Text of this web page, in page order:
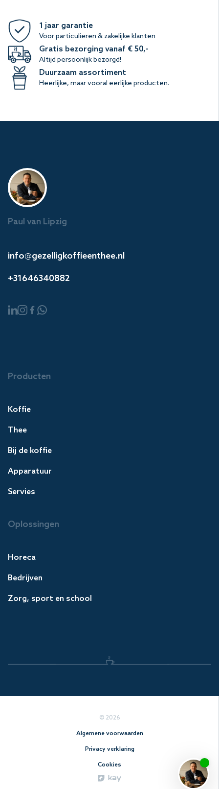
1 jaar garantie
Voor particulieren & zakelijke klanten
Gratis bezorging vanaf € 50,-
Altijd persoonlijk bezorgd!
Duurzaam assortiment
Heerlijke, maar vooral eerlijke producten.
Paul van Lipzig
info@gezelligkoffieenthee.nl
+31646340882
Producten
Koffie
Thee
Bij de koffie
Apparatuur
Servies
Oplossingen
Horeca
Bedrijven
Zorg, sport en school
© 2026
Algemene voorwaarden
Privacy verklaring
Cookies